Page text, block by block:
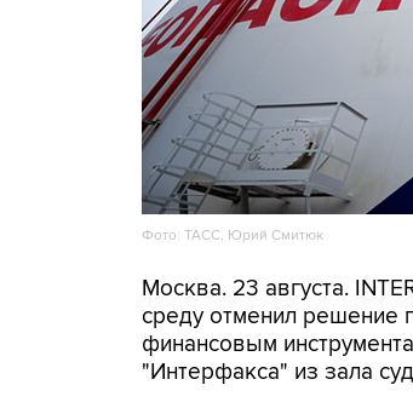
Фото: ТАСС, Юрий Смитюк
Москва. 23 августа.
среду отменил решение
финансовым
"Интерфакса" из зала